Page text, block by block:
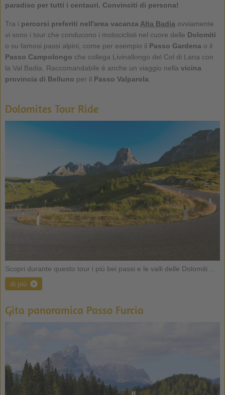
paradiso per tutti i centauri. Convinciti di persona!
Tra i percorsi preferiti nell'area vacanza Alta Badia ovviamente
vi sono i tour che conducono i motociclisti nel cuore delle Dolomiti
o su famosi passi alpini, come per esempio il Passo Gardena o il
Passo Campolongo che collega Livinallongo del Col di Lana con
la Val Badia. Raccomandabile è anche un viaggio nella vicina
provincia di Belluno per il Passo Valparola
Dolomites Tour Ride
Scopri durante questo tour i più bei passi e le valli delle Dolomiti ...
di più
Gita panoramica Passo Furcia